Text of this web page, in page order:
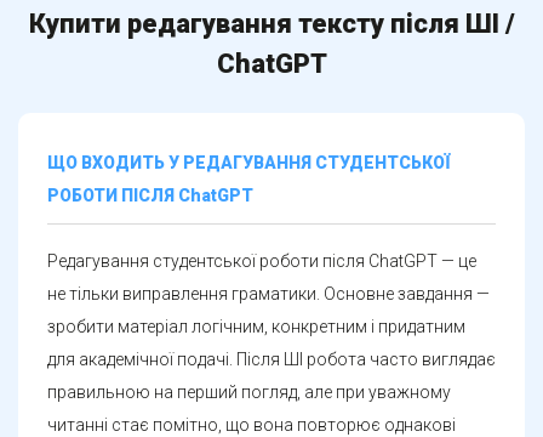
Купити редагування тексту після ШІ /
ChatGPT
ЩО ВХОДИТЬ У РЕДАГУВАННЯ СТУДЕНТСЬКОЇ
РОБОТИ ПІСЛЯ ChatGPT
Редагування студентської роботи після ChatGPT — це
не тільки виправлення граматики. Основне завдання —
зробити матеріал логічним, конкретним і придатним
для академічної подачі. Після ШІ робота часто виглядає
правильною на перший погляд, але при уважному
читанні стає помітно, що вона повторює однакові